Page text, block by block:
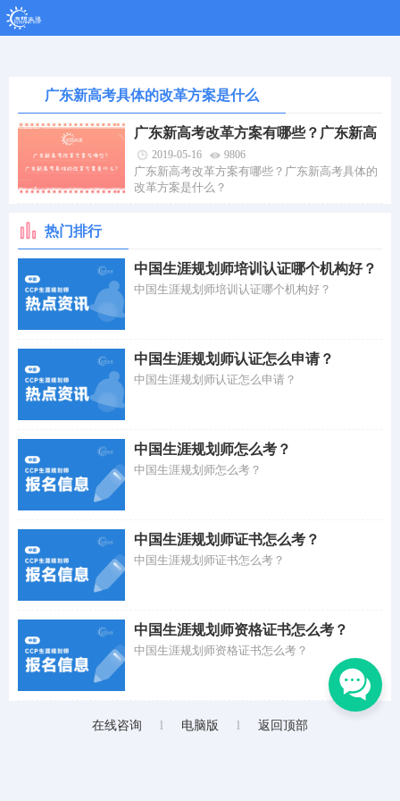
广东新高考具体的改革方案是什么
广东新高考改革方案有哪些？广东新高
考具体的改革方案是什么？
2019-05-16 9806
广东新高考改革方案有哪些？广东新高考具体的
改革方案是什么？
热门排行
中国生涯规划师培训认证哪个机构好？
中国生涯规划师培训认证哪个机构好？
中国生涯规划师认证怎么申请？
中国生涯规划师认证怎么申请？
中国生涯规划师怎么考？
中国生涯规划师怎么考？
中国生涯规划师证书怎么考？
中国生涯规划师证书怎么考？
中国生涯规划师资格证书怎么考？
中国生涯规划师资格证书怎么考？
在线咨询 电脑版 返回顶部